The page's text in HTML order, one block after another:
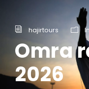
hajirtours
Omra
2026